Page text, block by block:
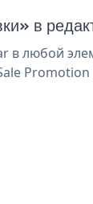
в
в любой
Promotion